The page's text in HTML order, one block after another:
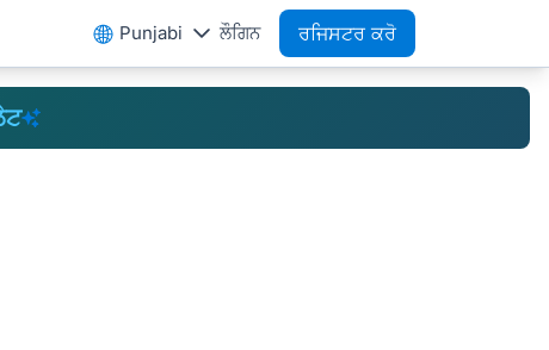
Punjabi ਲੌਗਿਨ ਰਜਿਸਟਰ ਕਰੋ